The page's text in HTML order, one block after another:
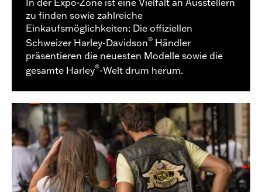
zu finden sowie zahlreiche
Einkaufsmöglichkeiten: Die offiziellen
Schweizer Harley-Davidson® Händler
präsentieren die neuesten Modelle sowie die
gesamte Harley®-Welt drum herum.